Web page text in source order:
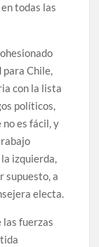
todas las
para Chile,
con la lista
políticos,
es fácil, y
izquierda,
supuesto, a
electa.
las fuerzas